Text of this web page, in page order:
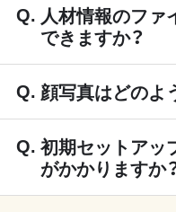
人材情報のファ
できますか？
顔写真はどのよ
初期セットアッ
がかかりますか